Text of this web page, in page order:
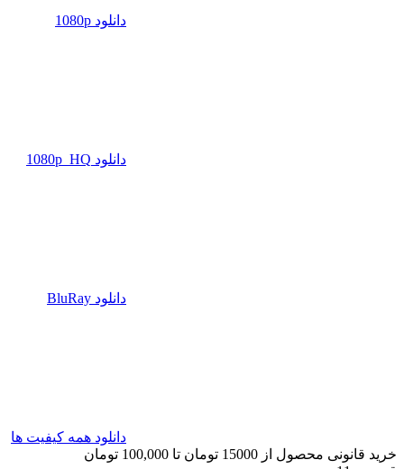
دانلود 1080p
دانلود 1080p_HQ
دانلود BluRay
دانلود همه کیفیت ها
خرید قانونی محصول از 15000 تومان تا 100,000 تومان